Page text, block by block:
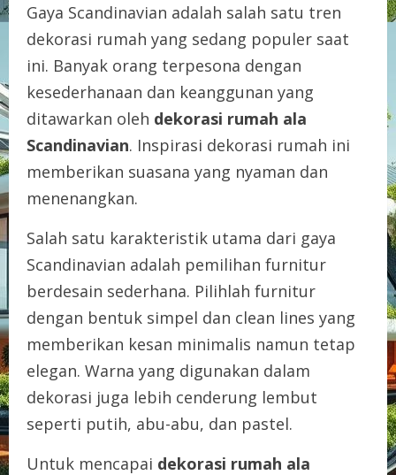
Gaya Scandinavian adalah salah satu tren
dekorasi rumah yang sedang populer saat
ini. Banyak orang terpesona dengan
kesederhanaan dan keanggunan yang
ditawarkan oleh dekorasi rumah ala
Scandinavian. Inspirasi dekorasi rumah ini
memberikan suasana yang nyaman dan
menenangkan.
Salah satu karakteristik utama dari gaya
Scandinavian adalah pemilihan furnitur
berdesain sederhana. Pilihlah furnitur
dengan bentuk simpel dan clean lines yang
memberikan kesan minimalis namun tetap
elegan. Warna yang digunakan dalam
dekorasi juga lebih cenderung lembut
seperti putih, abu-abu, dan pastel.
Untuk mencapai dekorasi rumah ala